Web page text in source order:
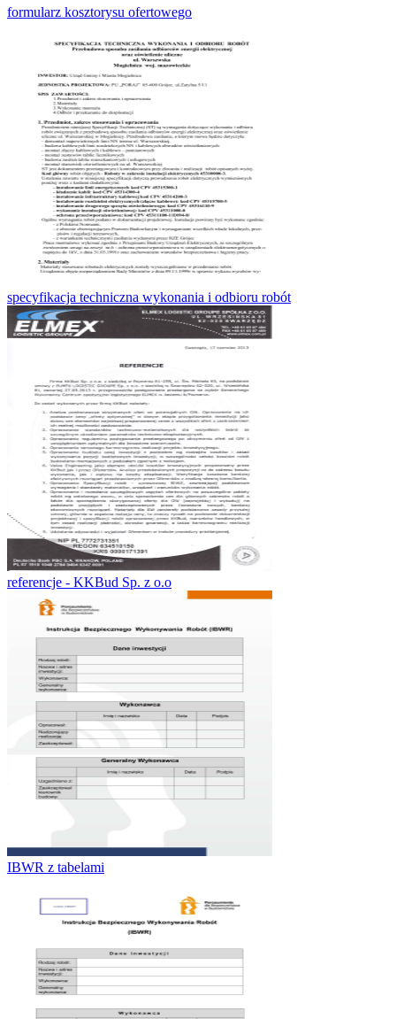
formularz kosztorysu ofertowego
specyfikacja techniczna wykonania i odbioru robót
referencje - KKBud Sp. z o.o
IBWR z tabelami